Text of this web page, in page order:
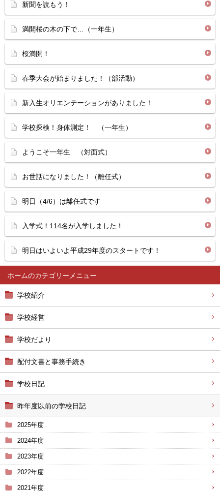
ホーム
学校紹介
学校経営
学校だより
配付文書と事務手続き
学校日記
昨年度以前の学校日記
2025年度
2024年度
2023年度
2022年度
2021年度
新聞を読もう！
満開桜の木の下で…（一年生）
桜満開！
春季大会が始まりました！（部活動）
新入生オリエンテーションがありました！
学校探検！身体測定！ （一年生）
ようこそ一年生 （対面式）
お世話になりました！（離任式）
明日（4/6）は離任式です
入学式！114名が入学しました！
明日はいよいよ平成29年度のスタートです！